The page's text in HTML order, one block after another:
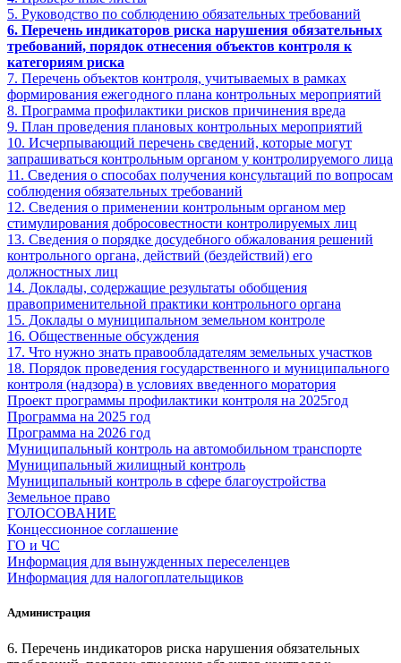
5. Руководство по соблюдению обязательных требований
6. Перечень индикаторов риска нарушения обязательных
требований, порядок отнесения объектов контроля к
категориям риска
7. Перечень объектов контроля, учитываемых в рамках
формирования ежегодного плана контрольных мероприятий
8. Программа профилактики рисков причинения вреда
9. План проведения плановых контрольных мероприятий
10. Исчерпывающий перечень сведений, которые могут
запрашиваться контрольным органом у контролируемого лица
11. Сведения о способах получения консультаций по вопросам
соблюдения обязательных требований
12. Сведения о применении контрольным органом мер
стимулирования добросовестности контролируемых лиц
13. Сведения о порядке досудебного обжалования решений
контрольного органа, действий (бездействий) его
должностных лиц
14. Доклады, содержащие результаты обобщения
правоприменительной практики контрольного органа
15. Доклады о муниципальном земельном контроле
16. Общественные обсуждения
17. Что нужно знать правообладателям земельных участков
18. Порядок проведения государственного и муниципального
контроля (надзора) в условиях введенного моратория
Проект программы профилактики контроля на 2025год
Программа на 2025 год
Программа на 2026 год
Муниципальный контроль на автомобильном транспорте
Муниципальный жилищный контроль
Муниципальный контроль в сфере благоустройства
Земельное право
ГОЛОСОВАНИЕ
Концессионное соглашение
ГО и ЧС
Информация для вынужденных переселенцев
Информация для налогоплательщиков
Администрация
6. Перечень индикаторов риска нарушения обязательных